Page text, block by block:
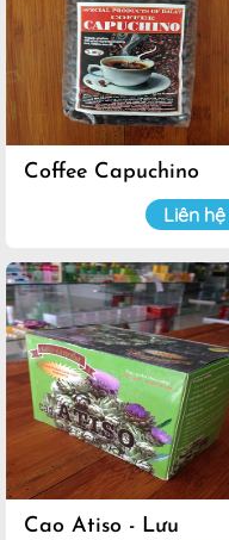
Coffee Capuchino
Liên hệ
Cao Atiso - Lưu